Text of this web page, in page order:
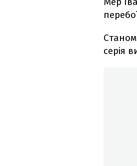
серія